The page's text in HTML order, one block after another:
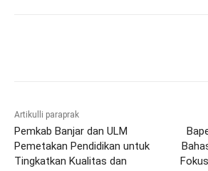
Artikulli paraprak
Pemkab Banjar dan ULM
Pemetakan Pendidikan untuk
Tingkatkan Kualitas dan